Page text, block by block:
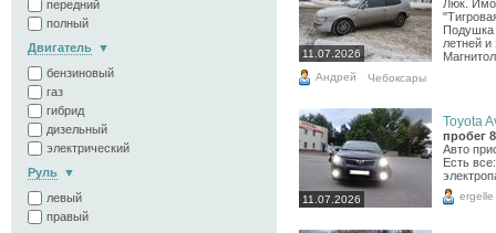
передний
полный
Двигатель
бензиновый
газ
гибрид
дизельный
электрический
Руль
левый
правый
11.07.2026
Люк.
Подушка
летней
Андрей Чебоксары
11.07.2026
Toyota
пробег
Авто
Есть
ergelle